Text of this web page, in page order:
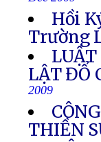
Hồi
Trường
LẬT ĐỔ
2009
THIỀN